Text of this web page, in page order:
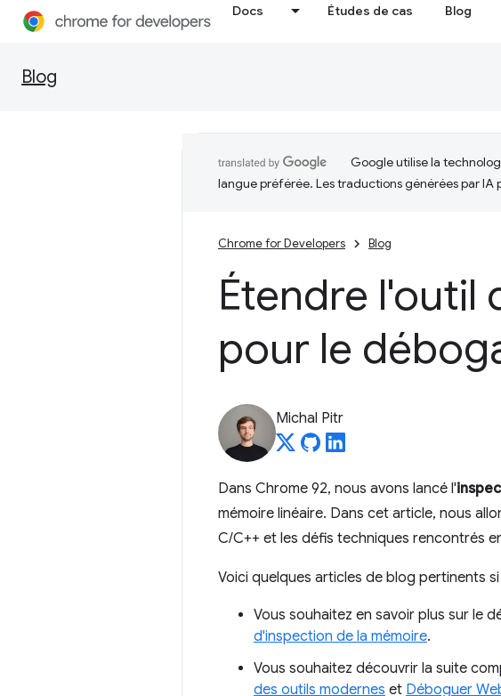
Docs Études de cas Blog
Blog
Google utilise la
langue préférée. Les traductions générées par IA
Chrome for Developers Blog
Étendre l'outil
pour le
Michal Pitr
Dans Chrome 92, nous avons lancé l'
mémoire linéaire. Dans cet article, nous
C/C++ et les défis techniques rencontrés
Voici quelques articles de blog pertinents
Vous souhaitez en savoir plus sur le
d'inspection de la mémoire.
Vous souhaitez découvrir la suite
des outils modernes et Déboguer